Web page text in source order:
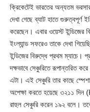
ক্রিকেটেই ভারতের অন্যতম
দেখা গেছে ব্যাট হাতে গুরুত্বপূর্ণ
করেছেন। এবার ওয়েস্ট ইন্ডিজের
ইংল্যান্ড সফরেও তাকে দেখা
ইন্ডিজের বিরুদ্ধে প্রথম ম্যাচে।
দক্ষভাবে সেঞ্চুরিতে রূপান্তরিত
এটা। এই সেঞ্চুরি তার কাছে
অপেক্ষা করতে হয়েছে ৩২১১
রাহুল সেঞ্চুরি করেন ১৯২ বলে।